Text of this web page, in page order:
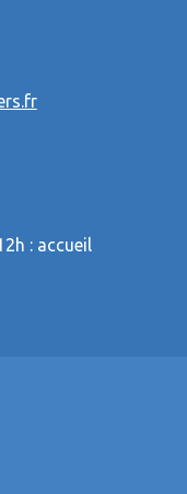
: accueil